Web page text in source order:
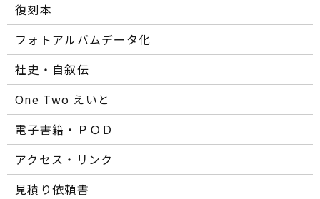
復刻本
フォトアルバムデータ化
社史・自叙伝
One Two えいと
電子書籍・ＰＯＤ
アクセス・リンク
見積り依頼書